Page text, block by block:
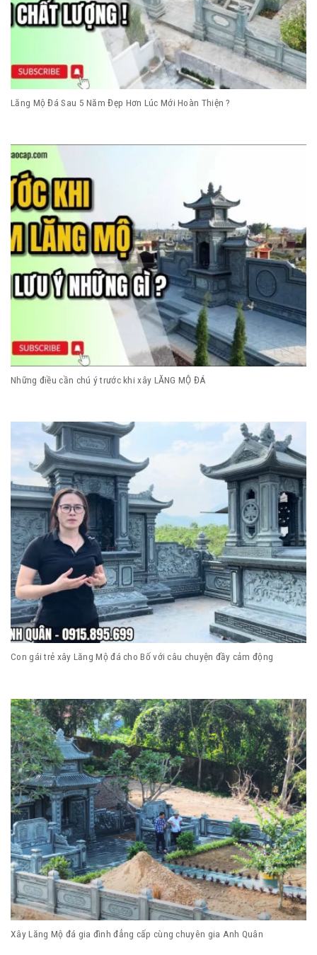
Lăng Mộ Đá Sau 5 Năm Đẹp Hơn Lúc Mới Hoàn Thiện ?
Những điều cần chú ý trước khi xây LĂNG MỘ ĐÁ
Con gái trẻ xây Lăng Mộ đá cho Bố với câu chuyện đầy cảm động
Xây Lăng Mộ đá gia đình đẳng cấp cùng chuyên gia Anh Quân